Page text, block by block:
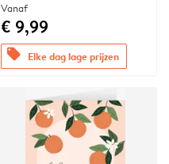
Vanaf
€ 9,99
offers Elke dag lage prijzen